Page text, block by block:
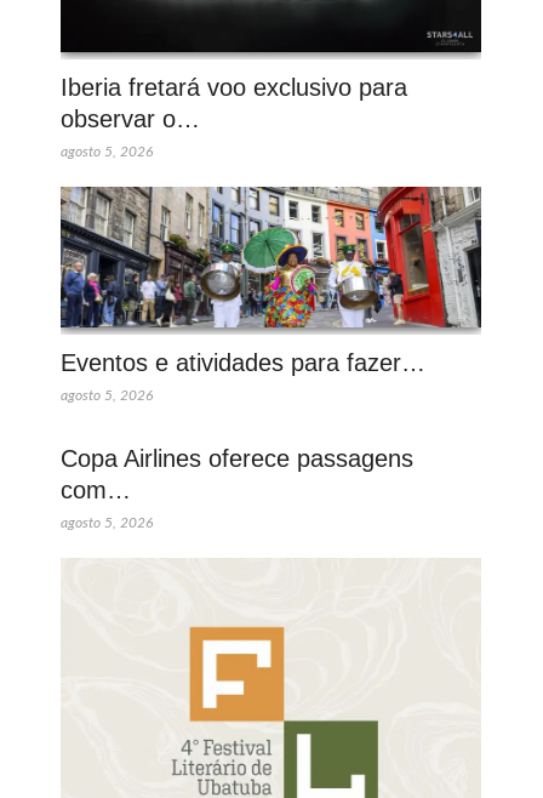
Iberia fretará voo exclusivo para
observar o…
agosto 5, 2026
Eventos e atividades para fazer…
agosto 5, 2026
Copa Airlines oferece passagens
com…
agosto 5, 2026